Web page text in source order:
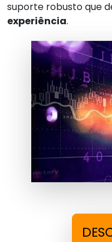
suporte robusto que
experiência.